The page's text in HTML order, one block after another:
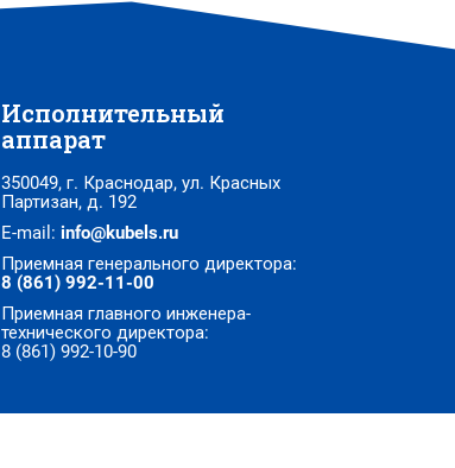
Исполнительный
аппарат
350049, г. Краснодар, ул. Красных
Партизан, д. 192
E-mail:info@kubels.ru
Приемная генерального директора:
8 (861) 992-11-00
Приемная главного инженера-
технического директора:
8 (861) 992-10-90